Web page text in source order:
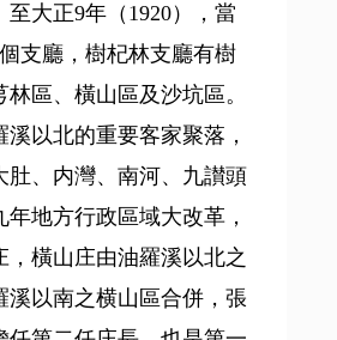
至大正9年（1920），當
支廳，樹杞林支廳有樹
區、橫山區及沙坑區。
以北的重要客家聚落，
肚、内灣、南河、九讃頭
地方行政區域大改革，
，橫山庄由油羅溪以北之
溪以南之横山區合併，張